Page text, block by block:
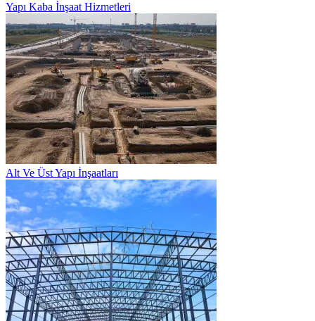
Yapı Kaba İnşaat Hizmetleri
Alt Ve Üst Yapı İnşaatları